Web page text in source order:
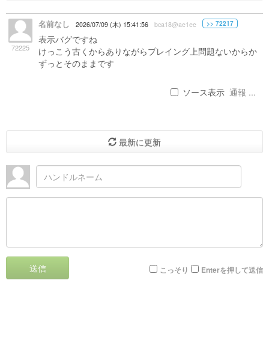
72225
名前なし 2026/07/09 (木) 15:41:56 bca18@ae1ee >> 72217
表示バグですね
けっこう古くからありながらプレイング上問題ないからか
ずっとそのままです
ソース表示 通報 ...
最新に更新
送信 こっそり Enterを押して送信